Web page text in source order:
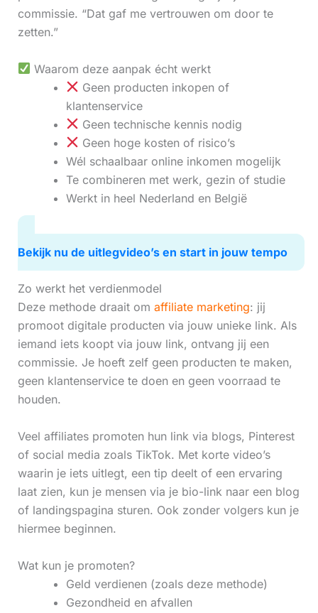
commissie. “Dat gaf me vertrouwen om door te
zetten.”
Waarom deze aanpak écht werkt
Geen producten inkopen of
klantenservice
Geen technische kennis nodig
Geen hoge kosten of risico’s
Wél schaalbaar online inkomen mogelijk
Te combineren met werk, gezin of studie
Werkt in heel Nederland en België
Bekijk nu de uitlegvideo’s en start in jouw tempo
Zo werkt het verdienmodel
Deze methode draait om affiliate marketing: jij
promoot digitale producten via jouw unieke link. Als
iemand iets koopt via jouw link, ontvang jij een
commissie. Je hoeft zelf geen producten te maken,
geen klantenservice te doen en geen voorraad te
houden.
Veel affiliates promoten hun link via blogs, Pinterest
of social media zoals TikTok. Met korte video’s
waarin je iets uitlegt, een tip deelt of een ervaring
laat zien, kun je mensen via je bio-link naar een blog
of landingspagina sturen. Ook zonder volgers kun je
hiermee beginnen.
Wat kun je promoten?
Geld verdienen (zoals deze methode)
Gezondheid en afvallen